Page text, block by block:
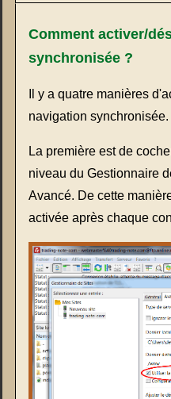
Comment activer/
synchronisée ?
Il y a quatre manières
navigation synchronisée.
La première est de
niveau du Gestionnaire
Avancé. De cette
activée après chaque